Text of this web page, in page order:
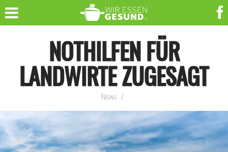
NOTHILFEN FÜR
LANDWIRTE ZUGESAGT
News /